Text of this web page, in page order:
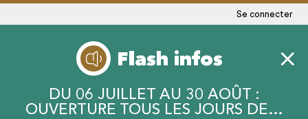
Se connecter
Flash infos
DU 06 JUILLET AU 30 AOÛT :
OUVERTURE TOUS LES JOURS DE…